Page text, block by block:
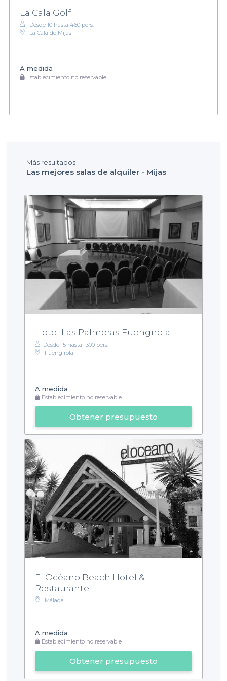
La Cala Golf
Desde 10 hasta 460 pers.
La Cala de Mijas
A medida
Establecimiento no reservable
Más resultados
Las mejores salas de alquiler - Mijas
Hotel Las Palmeras Fuengirola
Desde 15 hasta 1300 pers.
Fuengirola
A medida
Establecimiento no reservable
Obtener presupuesto
El Océano Beach Hotel &
Restaurante
Málaga
A medida
Establecimiento no reservable
Obtener presupuesto